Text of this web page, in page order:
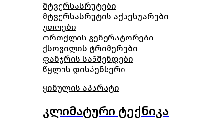
მტვერსასრუტები
მტვერსასრუტის აქსესუარები
უთოები
ორთქლის გენერატორები
ქსოვილის ტრიმერები
ფანჯრის საწმენდები
წყლის დისპენსერი
ყინულის აპარატი
კლიმატური ტექნიკა